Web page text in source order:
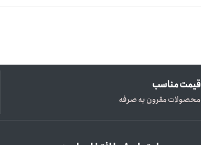
قیمت مناسب
محصولات مقرون به صرفه